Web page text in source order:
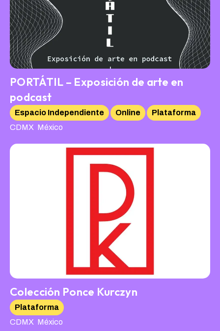
PORTÁTIL – Exposición de arte en
podcast
Espacio Independiente Online
Plataforma
CDMX México
Colección Ponce Kurczyn
Plataforma
CDMX México